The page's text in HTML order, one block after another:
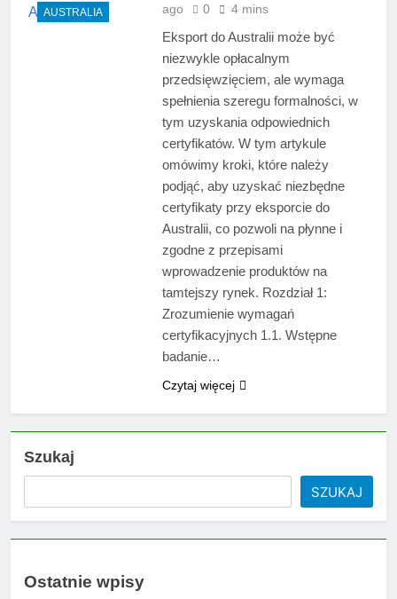
AUSTRALIA
ago
0 4 mins
Eksport do Australii może być
niezwykle opłacalnym
przedsięwzięciem, ale wymaga
spełnienia szeregu formalności, w
tym uzyskania odpowiednich
certyfikatów. W tym artykule
omówimy kroki, które należy
podjąć, aby uzyskać niezbędne
certyfikaty przy eksporcie do
Australii, co pozwoli na płynne i
zgodne z przepisami
wprowadzenie produktów na
tamtejszy rynek. Rozdział 1:
Zrozumienie wymagań
certyfikacyjnych 1.1. Wstępne
badanie…
Czytaj więcej
Szukaj
SZUKAJ
Ostatnie wpisy